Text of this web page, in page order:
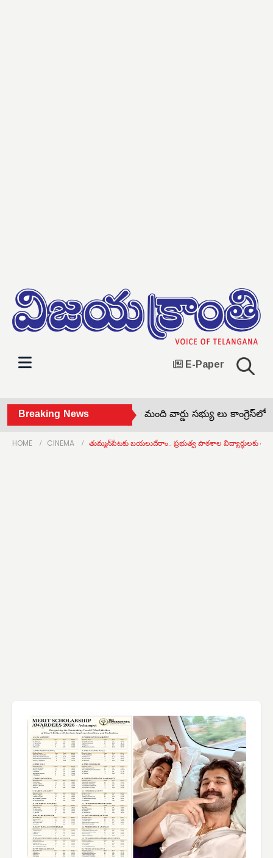
E-Paper
Breaking News
సర్పంచ్‌తో పాటు 10 మంది వార్డు సభ్యు లు కాంగ్రెస్‌లో
HOME CINEMA తుమ్మన్‌పేటకు బయలుదేరాం.. ప్రభుత్వ పాఠశాల విద్యార్థులకు